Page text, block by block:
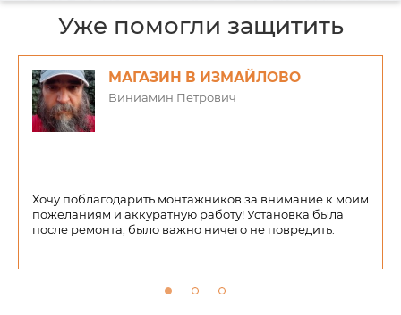
Уже помогли защитить
МАГАЗИН В ИЗМАЙЛОВО
Виниамин Петрович
Хочу поблагодарить монтажников за внимание к моим
пожеланиям и аккуратную работу! Установка была
после ремонта, было важно ничего не повредить.